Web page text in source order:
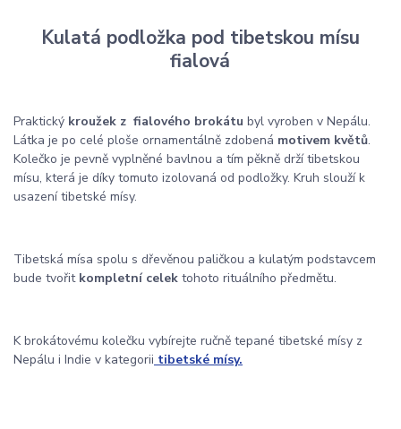
Kulatá podložka pod tibetskou mísu
fialová
Praktický kroužek z fialového brokátu byl vyroben v Nepálu.
Látka je po celé ploše ornamentálně zdobená motivem květů.
Kolečko je pevně vyplněné bavlnou a tím pěkně drží tibetskou
mísu, která je díky tomuto izolovaná od podložky. Kruh slouží k
usazení tibetské mísy.
Tibetská mísa spolu s dřevěnou paličkou a kulatým podstavcem
bude tvořit kompletní celek tohoto rituálního předmětu.
K brokátovému kolečku vybírejte ručně tepané tibetské mísy z
Nepálu i Indie v kategorii tibetské mísy.